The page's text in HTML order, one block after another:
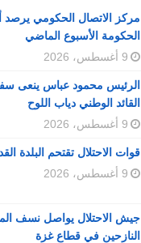
مركز الاتصال الحكومي يرصد
الحكومة الأسبوع الماضي
9 أغسطس، 2026
الرئيس محمود عباس ينعى
القائد الوطني دياب اللوح
9 أغسطس، 2026
قوات الاحتلال تقتحم البلدة
9 أغسطس، 2026
جيش الاحتلال يواصل نسف
النازحين في قطاع غزة